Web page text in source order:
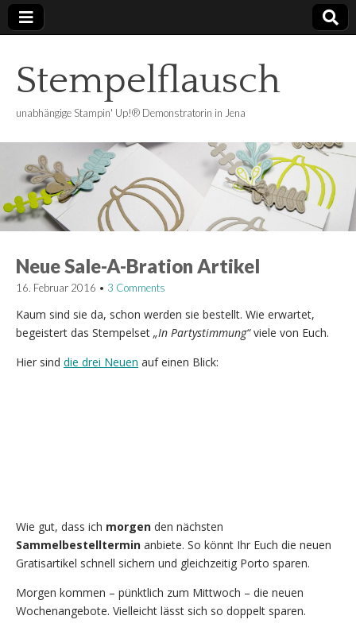
Stempelflausch
unabhängige Stampin' Up!® Demonstratorin in Jena
Neue Sale-A-Bration Artikel
16. Februar 2016 • 3 Comments
Kaum sind sie da, schon werden sie bestellt. Wie erwartet,
begeistert das Stempelset „In Partystimmung“viele von Euch.
Hier sind die drei Neuen auf einen Blick:
Wie gut, dass ich morgen den nächsten
Sammelbestelltermin anbiete. So könnt Ihr Euch die neuen
Gratisartikel schnell sichern und gleichzeitig Porto sparen.
Morgen kommen – pünktlich zum Mittwoch – die neuen
Wochenangebote. Vielleicht lässt sich so doppelt sparen.